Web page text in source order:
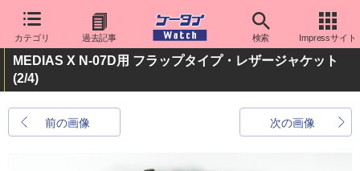
カテゴリ 過去記事 検索 Impressサイト
MEDIAS X N-07D用 フラップタイプ・レザージャケット
(2/4)
前の画像 次の画像